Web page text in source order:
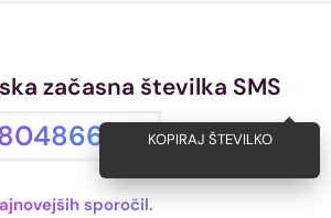
začasna številka SMS
KOPIRAJ ŠTEVILKO
sporočil.